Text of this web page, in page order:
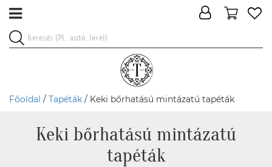
Főoldal / Tapéták / Keki bőrhatású mintázatú tapéták
Keki bőrhatású mintázatú
tapéták